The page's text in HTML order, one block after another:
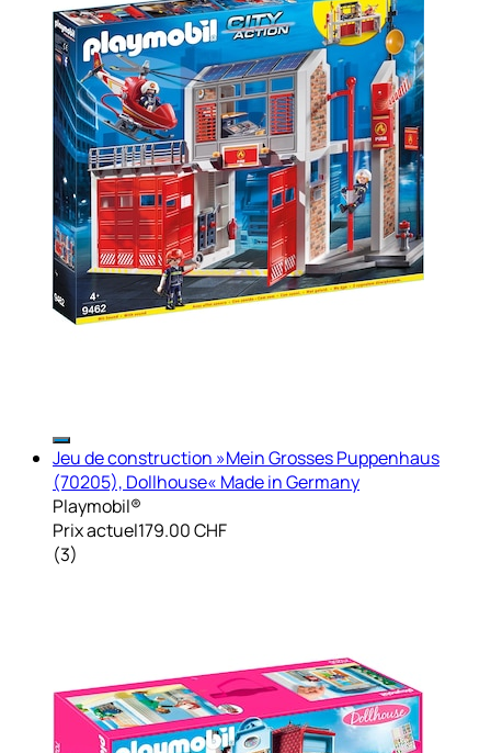
Jeu de construction »Mein Grosses Puppenhaus
(70205), Dollhouse« Made in Germany
Playmobil®
Prix actuel179.00 CHF
(3)